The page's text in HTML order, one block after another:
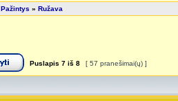
Pažintys » Ružava
Puslapis 7 iš 8 [ 57 pranešimai(ų) ]